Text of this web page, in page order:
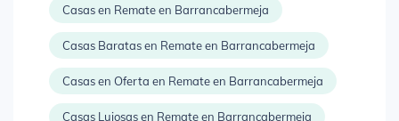
Casas en Remate en Barrancabermeja
Casas Baratas en Remate en Barrancabermeja
Casas en Oferta en Remate en Barrancabermeja
Casas Lujosas en Remate en Barrancabermeja